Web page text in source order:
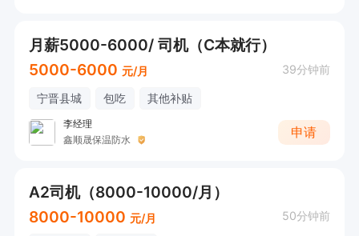
月薪5000-6000/ 司机（C本就行）
5000-6000 元/月 39分钟前
宁晋县城 包吃 其他补贴
李经理
鑫顺晟保温防水
申请
A2司机（8000-10000/月）
8000-10000 元/月 50分钟前